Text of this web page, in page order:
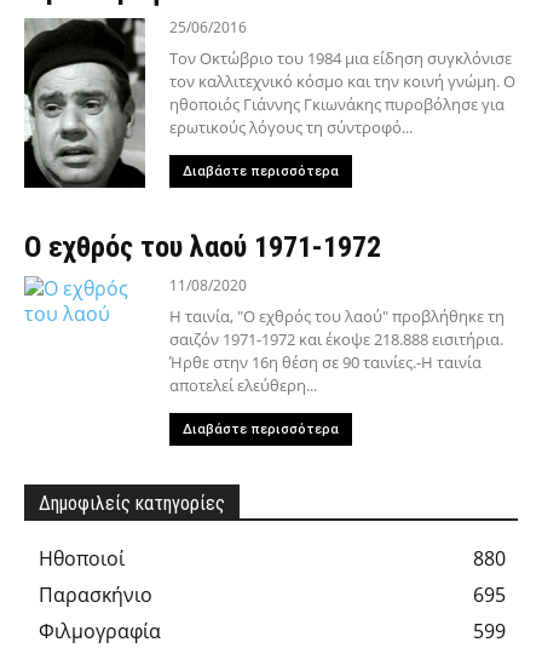
25/06/2016
Τον Οκτώβριο του 1984 μια είδηση συγκλόνισε
τον καλλιτεχνικό κόσμο και την κοινή γνώμη. Ο
ηθοποιός Γιάννης Γκιωνάκης πυροβόλησε για
ερωτικούς λόγους τη σύντροφό...
Διαβάστε περισσότερα
Ο εχθρός του λαού 1971-1972
11/08/2020
Η ταινία, "Ο εχθρός του λαού" προβλήθηκε τη
σαιζόν 1971-1972 και έκοψε 218.888 εισιτήρια.
Ήρθε στην 16η θέση σε 90 ταινίες.-Η ταινία
αποτελεί ελεύθερη...
Διαβάστε περισσότερα
Δημοφιλείς κατηγορίες
Hθοποιοί
880
Παρασκήνιο
695
Φιλμογραφία
599